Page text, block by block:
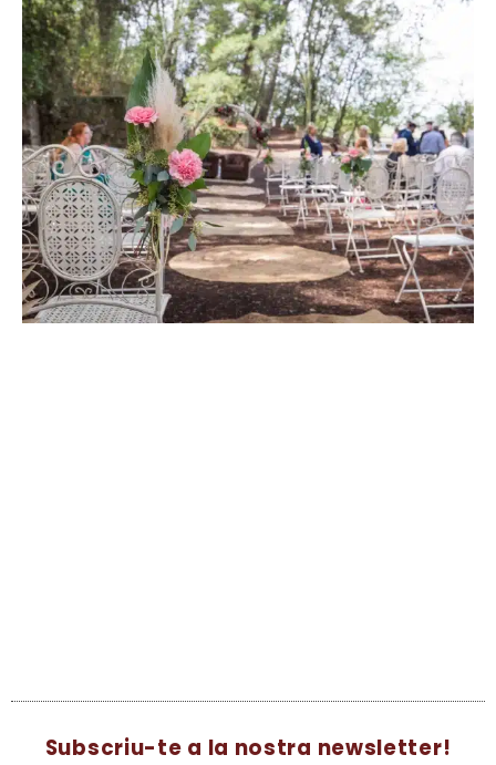
Subscriu-te a la nostra newsletter!